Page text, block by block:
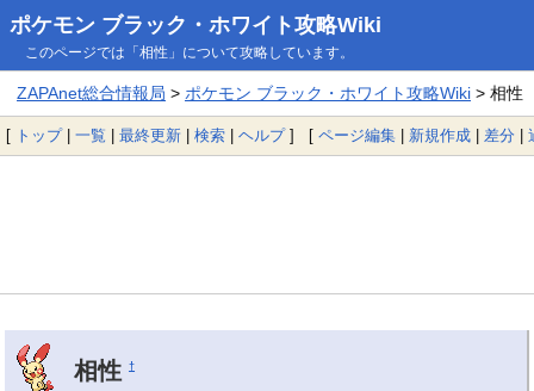
ポケモン ブラック・ホワイト攻略Wiki
このページでは「相性」について攻略しています。
ZAPAnet総合情報局 > ポケモン ブラック・ホワイト攻略Wiki> 相性
[ トップ| 一覧 | 最終更新 | 検索 | ヘルプ] [ ページ編集 | 新規作成 | 差分 |
相性†